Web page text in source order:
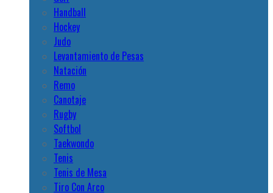
Handball
Hockey
Judo
Levantamiento de Pesas
Natación
Remo
Canotaje
Rugby
Softbol
Taekwondo
Tenis
Tenis de Mesa
Tiro Con Arco